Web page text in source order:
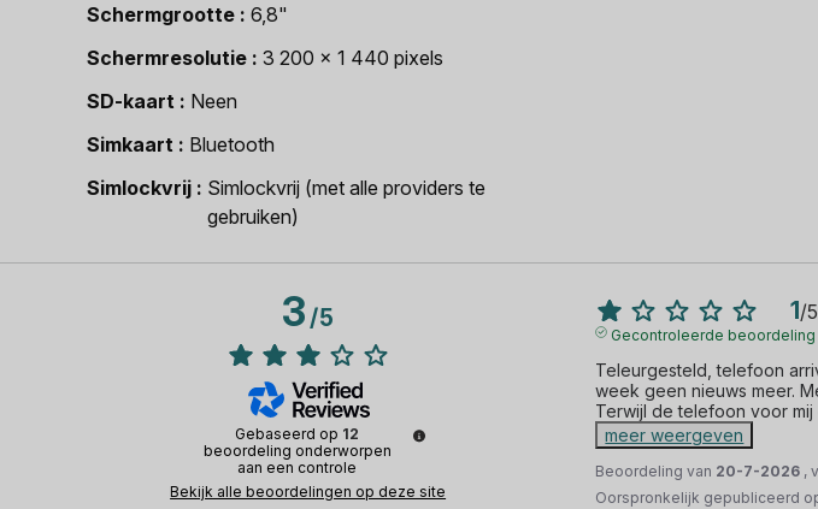
Schermgrootte
6,8"
Schermresolutie
3 200 x 1 440 pixels
SD-kaart
Neen
Simkaart
Bluetooth
Simlockvrij
Simlockvrij (met alle providers te
gebruiken)
3/5
Gebaseerd op 12
beoordeling onderworpen
aan een controle
Bekijk alle beoordelingen op deze site
1/5
Gecontroleerde beoordeling
Teleurgesteld, telefoon
week geen nieuws meer.
Terwijl de telefoon voor
meer weergeven
Beoordeling van 20-7-2026 ,
Oorspronkelijk gepubliceerd